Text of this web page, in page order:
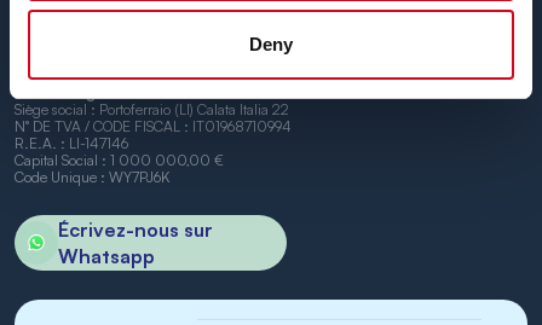
Deny
Siège social : Portoferraio (LI) Calata Italia 22
N° DE TVA / CODE FISCAL : IT01968710994
R.E.A. : LI-147146
Capital Social : 1 000 000,00 €
Code Unique : WY7PJ6K
Écrivez-nous sur
Whatsapp